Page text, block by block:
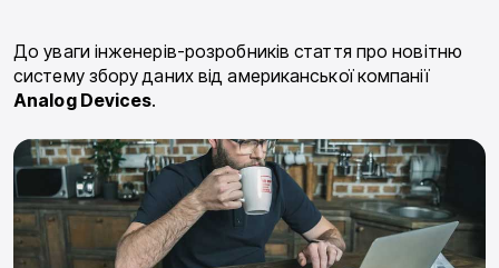
До уваги інженерів-розробників стаття про новітню
систему збору даних від американської компанії
Analog Devices.